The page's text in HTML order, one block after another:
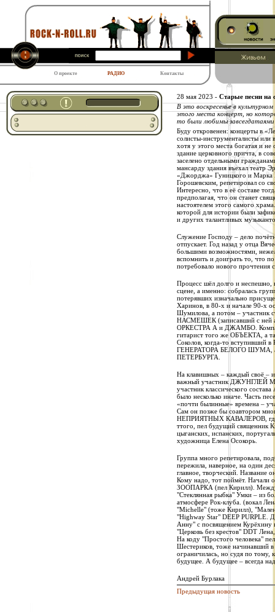
О проекте РАДИО Контакты
28 мая 2023 - Старые песни на
В это воскресенье в
этого места концерт, но
то были любимы завсегдатаями
Буду откровенен: концерты в
солисты-инструменталисты или
хотя у этого места богатая и
здание церковного причта, в
заселено отдельными
мансарду здания въехал театр
«Джорджа» Гуницкого и Марка
Горошевским, репетировал
Интересно, что в её составе
предполагая, что он станет
настоятелем этого самого
которой для истории были
и других талантливых
Служение Господу – дело
отпускает. Год назад у отца
большими возможностями,
вспомнить и доиграть то, что
потребовало нового прочтения
Процесс шёл долго и неспешно,
сцене, а именно: собралась
потерявших изначально
Харинов, в 80-х и начале 90-х
Шумилова, а потом –
НАСМЕШЕК (записавший с ней
ОРКЕСТРА А и ДЖАМБО.
гитарист того же ОБЪЕКТА, а
Соколов, когда-то
ГЕНЕРАТОРА БЕЛОГО ШУМА, а
ПЕТЕРБУРГА.
На клавишных – каждый своё –
важный участник ДЖУНГЛЕЙ
участник классического
было несколько иначе. Часть
«почти былинные» времена –
Сам он позже бы соавтором
НЕПРИЯТНЫХ КАВАЛЕРОВ, где
ттого, пел будущий священник
цыганских, испанских,
художница Елена Осокорь.
Группа много репетировала,
пережила, наверное, на один
главное, творческий.
Кому надо, тот поймёт. Начали
ЗООПАРКА (пел Кирилл). Между
"Стеклянная рыбка" Умки – из
атмосфере Рок-клуба. (вокал
"Michelle" (тоже Кирилл),
"Highway Star" DEEP PURPLE.
Анну" с посвящением Курёхину
"Церковь без крестов" DDT
На коду "Простого человека"
Шестериков, тоже начинавший
ограничилась, но судя по тому,
будущее. А будущее – всегда
Андрей Бурлака
Предыдущая новость